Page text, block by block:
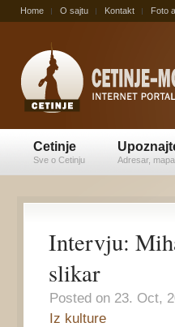
Home O sajtu Kontakt Foto
Cetinje
Sve o Cetinju Adresar,
Intervju:
slikar
Posted on 23. Oct,
Iz kulture